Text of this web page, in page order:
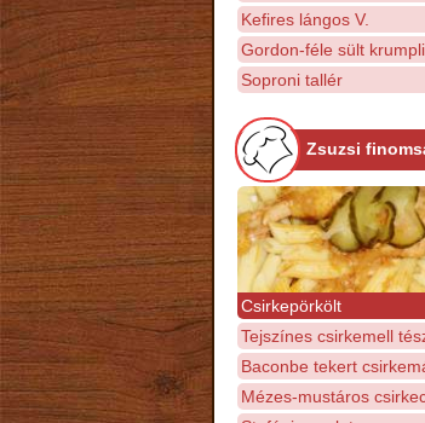
Kefires lángos V.
Gordon-féle sült krumpli
Soproni tallér
Zsuzsi
Csirkepörkölt
Tejszínes csirkemell
Baconbe tekert
Mézes-mustáros